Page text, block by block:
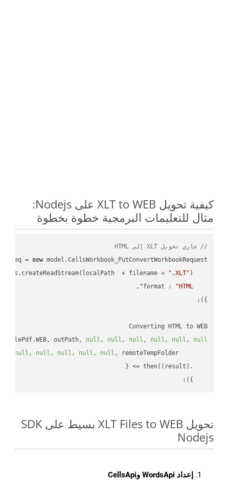
كيفية تحويل XLT to WEB على Nodejs:
مثال للتعليمات البرمجية خطوة بخطوة
// جاري تحويل XLT إلى HTML
req = new
: fs.createReadStream(localPath  + filename +
".XLT"
format : "HTML"
Converting HTML to WEB
outPath, null , null , null , null , null , null
null , null , null , null , null
    .then(
( result ) =>
    });
تحويل XLT Files to WEB بسيط على SDK
Nodejs
إعداد WordsApi وCellsApi